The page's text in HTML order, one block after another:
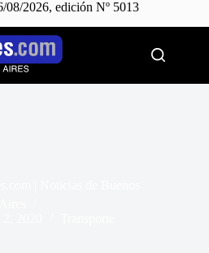
08/2026, edición Nº 5013